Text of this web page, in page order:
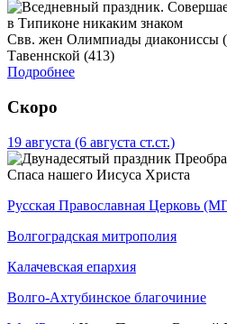
Свв. жен Олимпиады диакониссы
Тавеннской (413)
Подробнее
Скоро
19 августа (6 августа ст.ст.)
Спаса нашего Иисуса Христа
Русская Православная Церковь
Волгоградская митрополия
Калачевская епархия
Волго-Ахтубинское благочиние